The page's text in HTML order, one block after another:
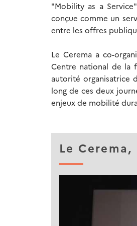
"Mobility as a
conçue comme un
entre les offres
Le Cerema a co-
Centre national de la
autorité organisatrice
long de ces deux
enjeux de mobilité
Le